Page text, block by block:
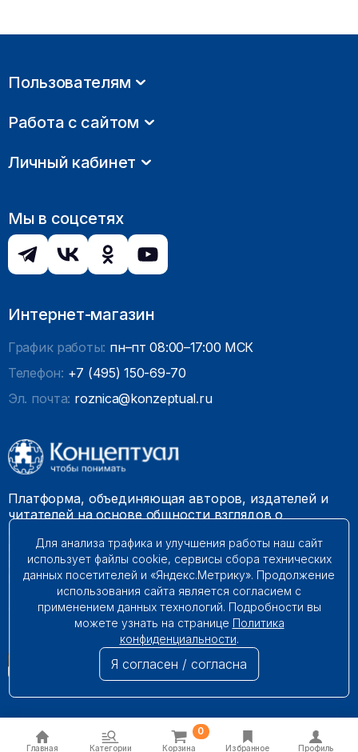
Главная Категории
0
Корзина Избранное Профиль
Пользователям
Работа с сайтом
Личный кабинет
Мы в соцсетях
Интернет-магазин
График работы: пн–пт 08:00–17:00 МСК
Телефон: +7 (495) 150-69-70
Эл. почта: roznica@konzeptual.ru
Платформа, объединяющая авторов, издателей и
читателей на основе общности взглядов о
гармоничного мироустройства. Наши книги можно
встретить на многих книготорговых площадках
России.
© 2009 – 2026. Все права защищены.
Для анализа трафика и улучшения работы наш сайт
использует файлы cookie, сервисы сбора технических
данных посетителей и «Яндекс.Метрику». Продолжение
использования сайта является согласием с
применением данных технологий. Подробности вы
можете узнать на странице Политика
конфиденциальности.
Я согласен / согласна